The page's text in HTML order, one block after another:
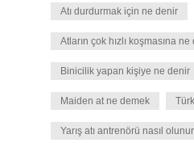
Atı durdurmak için ne denir
Atların çok hızlı koşmasına
Binicilik yapan kişiye ne denir
Maiden at ne demek
Yarış atı antrenörü nasıl olunur